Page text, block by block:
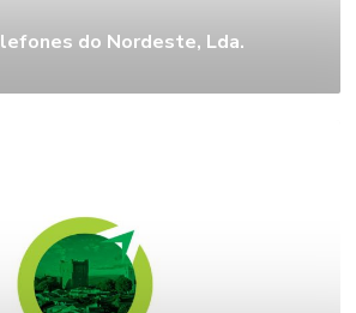
do Nordeste, Lda.